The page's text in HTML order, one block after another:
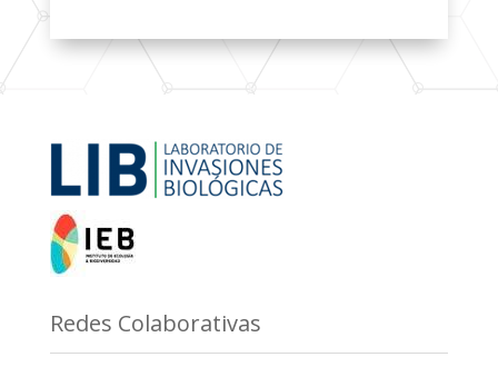
Redes Colaborativas